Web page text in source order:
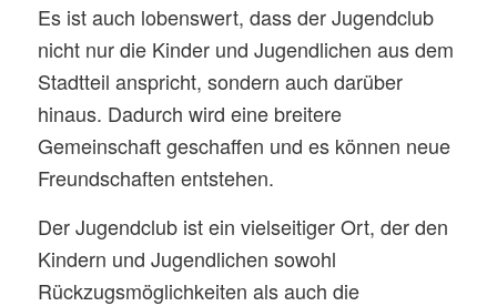
Es ist auch lobenswert, dass der Jugendclub
nicht nur die Kinder und Jugendlichen aus dem
Stadtteil anspricht, sondern auch darüber
hinaus. Dadurch wird eine breitere
Gemeinschaft geschaffen und es können neue
Freundschaften entstehen.
Der Jugendclub ist ein vielseitiger Ort, der den
Kindern und Jugendlichen sowohl
Rückzugsmöglichkeiten als auch die